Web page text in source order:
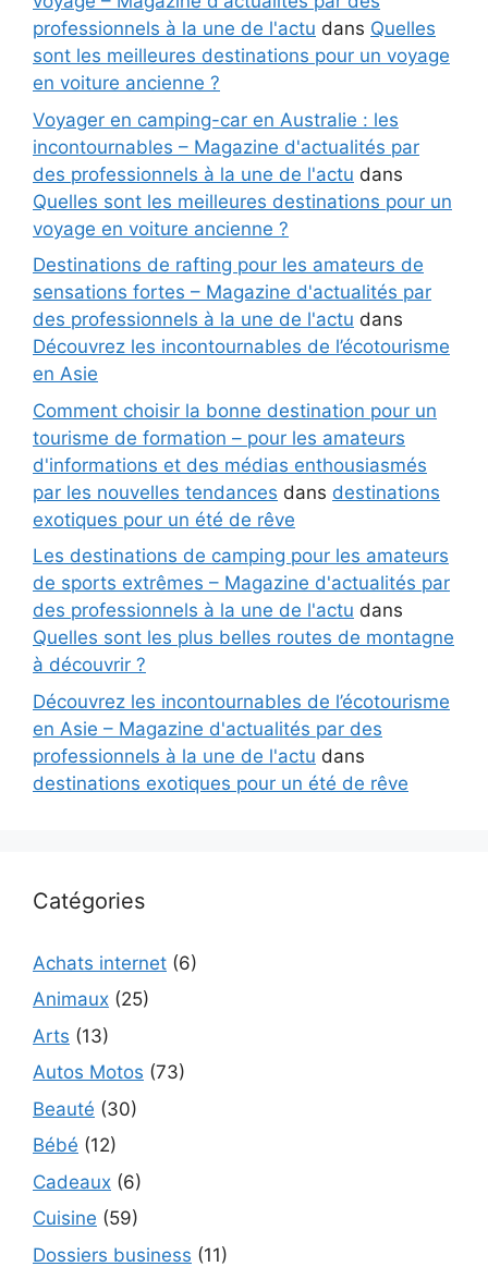
professionnels à la une de l'actu dans Quelles
sont les meilleures destinations pour un voyage
en voiture ancienne ?
Voyager en camping-car en Australie : les
incontournables – Magazine d'actualités par
des professionnels à la une de l'actu dans
Quelles sont les meilleures destinations pour un
voyage en voiture ancienne ?
Destinations de rafting pour les amateurs de
sensations fortes – Magazine d'actualités par
des professionnels à la une de l'actu dans
Découvrez les incontournables de l’écotourisme
en Asie
Comment choisir la bonne destination pour un
tourisme de formation – pour les amateurs
d'informations et des médias enthousiasmés
par les nouvelles tendances dans destinations
exotiques pour un été de rêve
Les destinations de camping pour les amateurs
de sports extrêmes – Magazine d'actualités par
des professionnels à la une de l'actu dans
Quelles sont les plus belles routes de montagne
à découvrir ?
Découvrez les incontournables de l’écotourisme
en Asie – Magazine d'actualités par des
professionnels à la une de l'actu dans
destinations exotiques pour un été de rêve
Catégories
Achats internet (6)
Animaux (25)
Arts (13)
Autos Motos (73)
Beauté (30)
Bébé (12)
Cadeaux (6)
Cuisine (59)
Dossiers business (11)